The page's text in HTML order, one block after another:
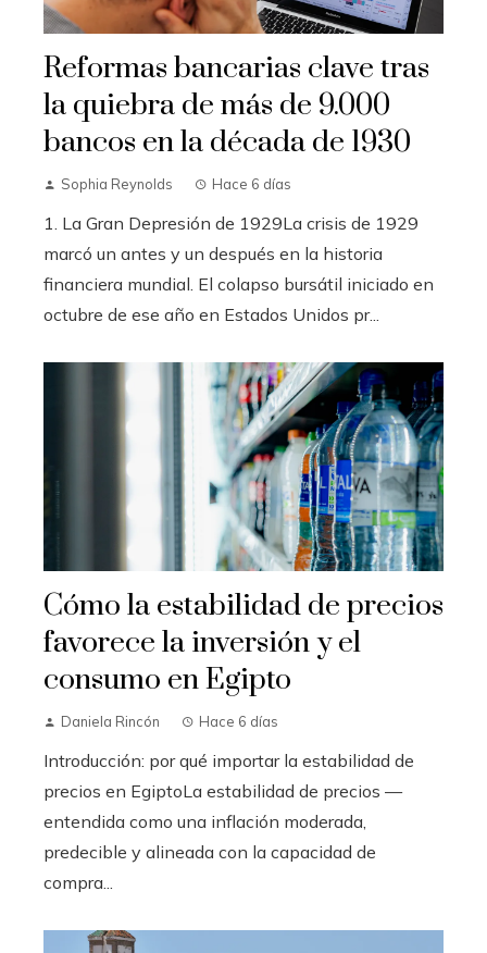
Reformas bancarias clave tras
la quiebra de más de 9.000
bancos en la década de 1930
Sophia Reynolds Hace 6 días
1. La Gran Depresión de 1929La crisis de 1929
marcó un antes y un después en la historia
financiera mundial. El colapso bursátil iniciado en
octubre de ese año en Estados Unidos pr...
Cómo la estabilidad de precios
favorece la inversión y el
consumo en Egipto
Daniela Rincón Hace 6 días
Introducción: por qué importar la estabilidad de
precios en EgiptoLa estabilidad de precios —
entendida como una inflación moderada,
predecible y alineada con la capacidad de
compra...